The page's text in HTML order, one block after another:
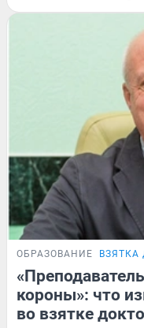
ОБРАЗОВАНИЕ
короны»: что
во взятке